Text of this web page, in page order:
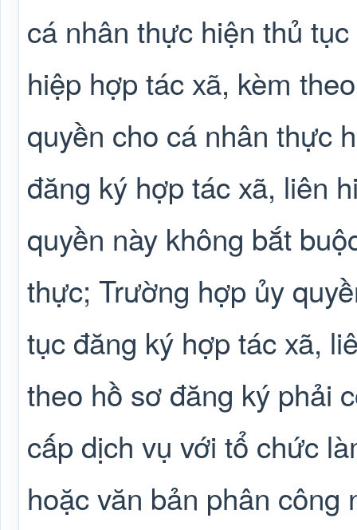
cá nhân thực hiện thủ
hiệp hợp tác xã, kèm
quyền cho cá nhân thực
đăng ký hợp tác xã, liên
quyền này không bắt
thực; Trường hợp ủy
tục đăng ký hợp tác xã,
theo hồ sơ đăng ký phải
cấp dịch vụ với tổ chức
hoặc văn bản phân